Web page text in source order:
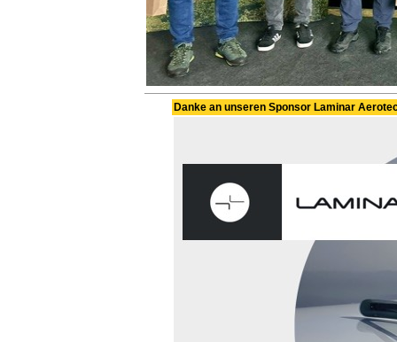
Danke an unseren Sponsor Laminar